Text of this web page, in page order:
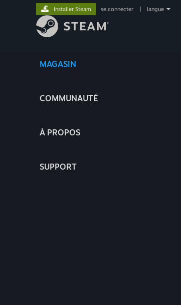
MAGASIN
COMMUNAUTÉ
À PROPOS
SUPPORT
Installer Steam se connecter langue